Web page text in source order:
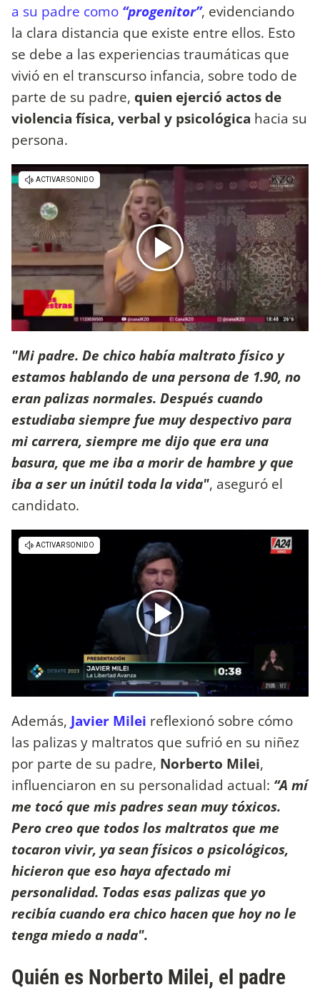
a su padre como “progenitor”, evidenciando
la clara distancia que existe entre ellos. Esto
se debe a las experiencias traumáticas que
vivió en el transcurso infancia, sobre todo de
parte de su padre, quien ejerció actos de
violencia física, verbal y psicológica hacia su
persona.
"Mi padre. De chico había maltrato físico y
estamos hablando de una persona de 1.90, no
eran palizas normales. Después cuando
estudiaba siempre fue muy despectivo para
mi carrera, siempre me dijo que era una
basura, que me iba a morir de hambre y que
iba a ser un inútil toda la vida", aseguró el
candidato.
Además, Javier Milei reflexionó sobre cómo
las palizas y maltratos que sufrió en su niñez
por parte de su padre, Norberto Milei,
influenciaron en su personalidad actual: “A mí
me tocó que mis padres sean muy tóxicos.
Pero creo que todos los maltratos que me
tocaron vivir, ya sean físicos o psicológicos,
hicieron que eso haya afectado mi
personalidad. Todas esas palizas que yo
recibía cuando era chico hacen que hoy no le
tenga miedo a nada".
Quién es Norberto Milei, el padre